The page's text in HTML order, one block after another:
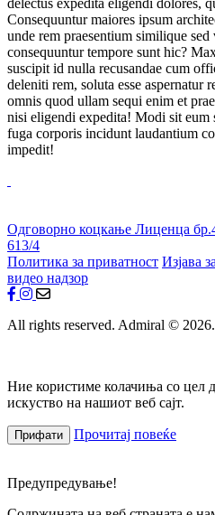
Consequuntur maiores ipsum
unde rem praesentium similique
consequuntur tempore sunt hic?
suscipit id nulla recusandae cum
deleniti rem, soluta esse aspernatur
omnis quod ullam sequi enim et
nisi eligendi expedita! Modi sit eum
fuga corporis incidunt laudantium
impedit!
Одговорно коцкање Лиценца
613/4
Политика за приватност Изјава
видео надзор
All rights reserved. Admiral ©
Ние користиме колачиња со цел
искуство на нашиот веб сајт.
Прифати Прочитај повеќе
Предупредување!